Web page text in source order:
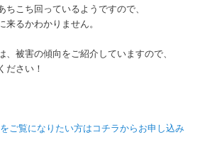
ちこち回っているようですので、
るかわかりません。
、被害の傾向をご紹介していますので、
ださい！
ご覧になりたい方はコチラからお申し込み